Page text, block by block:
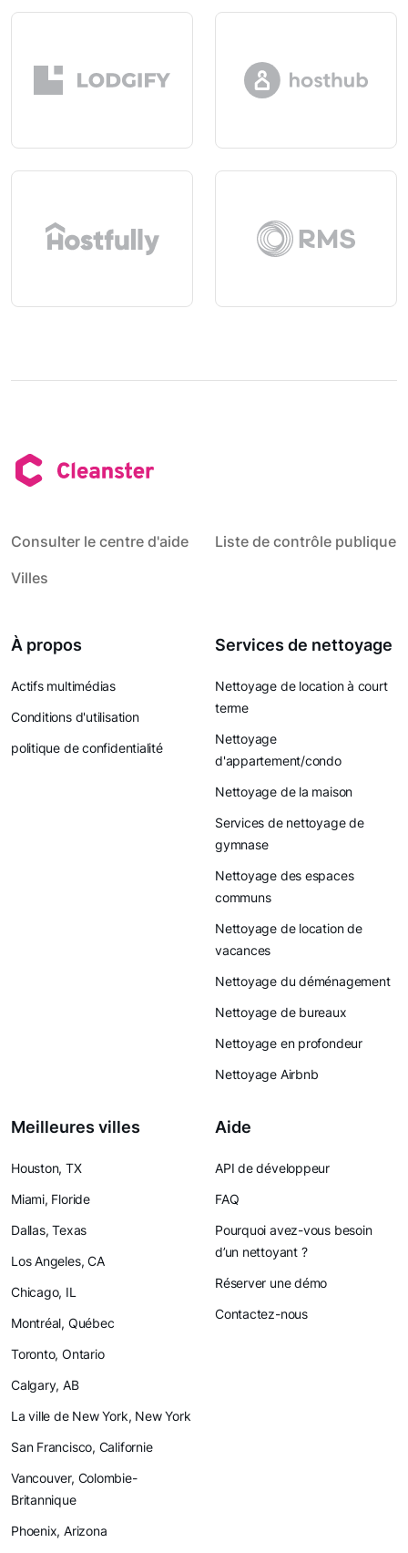
Consulter le centre d'aide
Liste de contrôle publique
Villes
À propos
Actifs multimédias
Conditions d'utilisation
politique de confidentialité
Services de nettoyage
Nettoyage de location à court
terme
Nettoyage
d'appartement/condo
Nettoyage de la maison
Services de nettoyage de
gymnase
Nettoyage des espaces
communs
Nettoyage de location de
vacances
Nettoyage du déménagement
Nettoyage de bureaux
Nettoyage en profondeur
Nettoyage Airbnb
Meilleures villes
Houston, TX
Miami, Floride
Dallas, Texas
Los Angeles, CA
Chicago, IL
Montréal, Québec
Toronto, Ontario
Calgary, AB
La ville de New York, New York
San Francisco, Californie
Vancouver, Colombie-
Britannique
Phoenix, Arizona
Aide
API de développeur
FAQ
Pourquoi avez-vous besoin
d’un nettoyant ?
Réserver une démo
Contactez-nous